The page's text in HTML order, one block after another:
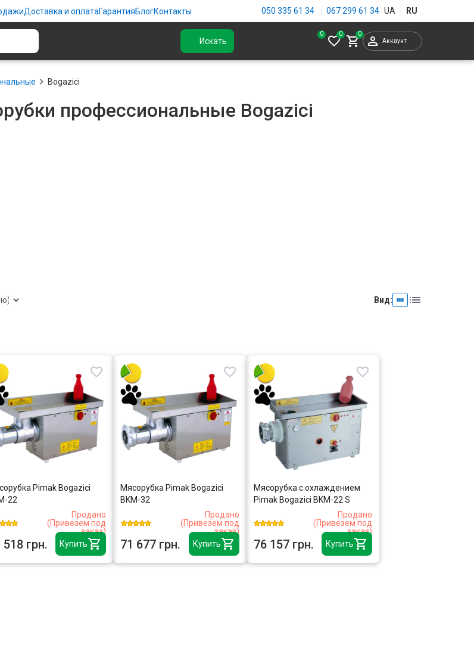
Доставка и оплатаГарантияБлогКонтакты 050 335 61 34 067 299 61 34
Искать
0
Аккаунт
Bogazici
профессиональные Bogazici
Вид:
Купить
Pimak Bogazici
22
Продано
(Привезем под
заказ)
518 грн. Купить
Мясорубка Pimak Bogazici
BKM-32
Продано
(Привезем под
заказ)
71 677 грн. Купить
Мясорубка с охлаждением
Pimak Bogazici BKM-22 S
Продано
(Привезем под
заказ)
76 157 грн.